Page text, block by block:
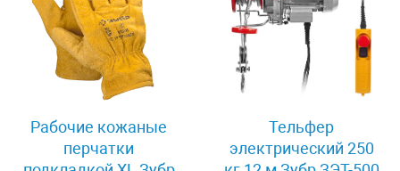
Рабочие кожаные
перчатки
Тельфер
электрический 250